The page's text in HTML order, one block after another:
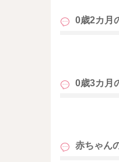
0歳2カ月
0歳3カ月
赤ちゃん